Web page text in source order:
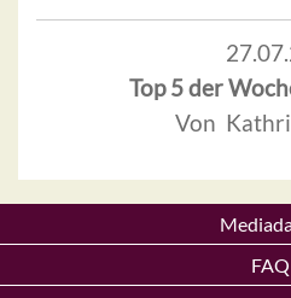
Top 5 der
Von
FAQ